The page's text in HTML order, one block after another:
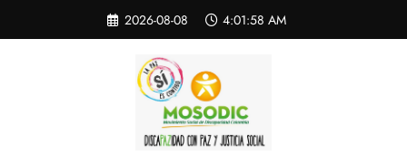
contenido
2026-08-08 4:01:58 AM